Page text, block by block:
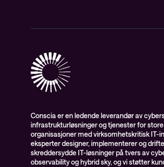
Conscia er en ledende leverandør av
infrastrukturløsninger og tjenester for
organisasjoner med virksomhetskritisk IT-
eksperter designer, implementerer og
skreddersydde IT-løsninger på tvers av
observability og hybrid sky, og vi støtter